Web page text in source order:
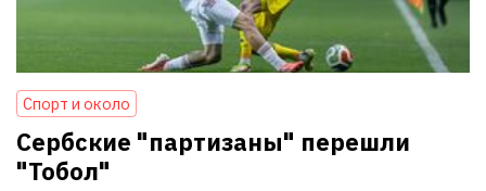
Спорт и около
Сербские "партизаны" перешли
"Тобол"